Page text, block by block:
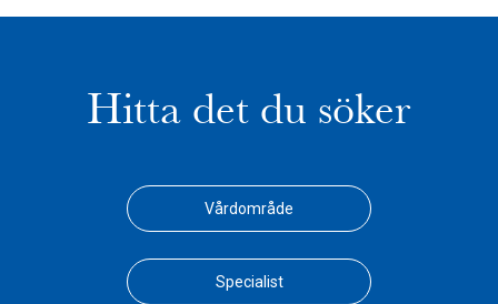
Hitta det du söker
Vårdområde
Specialist